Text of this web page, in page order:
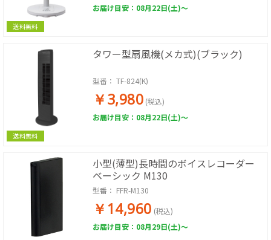
送料無料
お届け目安：08月22日(土)～
送料無料
タワー型扇風機(メカ式)(ブラック)
型番： TF-824(K)
￥3,980 (税込)
お届け目安：08月22日(土)～
小型(薄型)長時間のボイスレコーダー
ベーシック M130
型番： FFR-M130
￥14,960 (税込)
お届け目安：08月29日(土)～